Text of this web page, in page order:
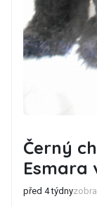
Černý
Esmara
před 4 týdny